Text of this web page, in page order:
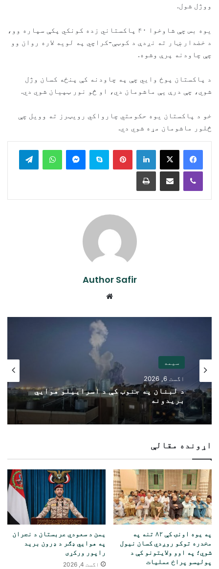
ووژل شول.
یوه بس چې شاوخوا ۴۰ پاکستاني زده کونکي پکې سپاره وو،
د خضدار ښار ته نږدې د کوټې-کراچي په لویه لاره روان وو
چې چاودنه پرې وشوه.
د پاکستان پوځ وايي چې په چاودنه کې پنځه کسان وژل
شوي، چې درې یې ماشومان دي، او څو نور ټپیان شوي دي.
خو د پاکستان یوه حکومتي چارواکي رویټرز ته وویل چې
څلور ماشومان مړه شوي دي.
LinkedIn
Pinterest
Skype
Messenger
WhatsApp
Viber
Share via Email
Print
Author Safir
سیمه
اگست 6, 2026
د لبنان په جنوب کې د اسراییلو هوايي
بریدونه
اړونده مقالې
په یوه اونۍ کې ۸۲ تنه په
مخدره توکو روږدي کسان نیول
شوي؛ په اوو ولایتونو کې د
پولیسو پراخ عملیات
یمن د سعودي عربستان د نجران
په هوايي ډګر د ډرون برید
راپور ورکړی
اگست 4, 2026